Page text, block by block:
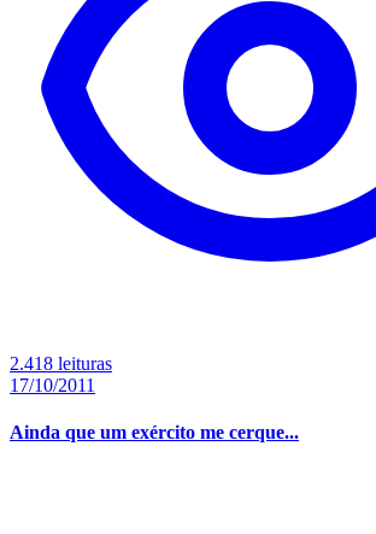
2.418 leituras
17/10/2011
Ainda que um exército me cerque...